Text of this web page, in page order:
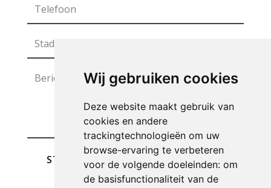
Wij gebruiken cookies
Deze website maakt gebruik van
cookies en andere
trackingtechnologieën om uw
browse-ervaring te verbeteren
voor de volgende doeleinden: om
de basisfunctionaliteit van de
STUREN